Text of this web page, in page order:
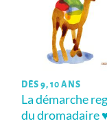
DÈS 9, 10 ANS
La démarche
du dromadaire